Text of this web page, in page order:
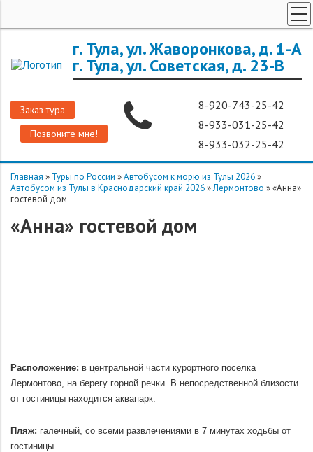
г. Тула, ул. Жаворонкова, д. 1-А
г. Тула, ул. Советская, д. 23-В
Заказ тура
Позвоните мне!
8-920-743-25-42
8-933-031-25-42
8-933-032-25-42
ЗАРУБЕЖНЫЕ ТУРЫ
ГОРЯЩИЕ ТУРЫ
О КОМПАНИИ
Главная » Туры по России »Автобусом к морю из Тулы 2026»
Автобусом из Тулы в Краснодарский край 2026»Лермонтово »«Анна»
гостевой дом
«Анна» гостевой дом
Расположение: в центральной части курортного поселка
Лермонтово, на берегу горной речки. В непосредственной близости
от гостиницы находится аквапарк.
Пляж: галечный, со всеми развлечениями в 7 минутах ходьбы от
гостиницы.